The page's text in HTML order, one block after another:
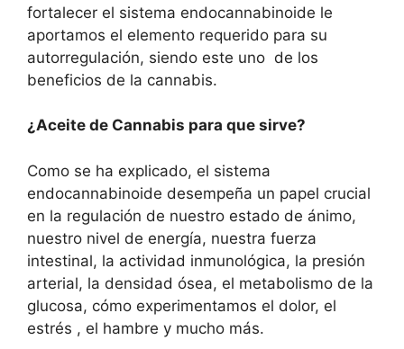
fortalecer el sistema endocannabinoide le
aportamos el elemento requerido para su
autorregulación, siendo este uno de los
beneficios de la cannabis.
¿Aceite de Cannabis para que sirve?
Como se ha explicado, el sistema
endocannabinoide desempeña un papel crucial
en la regulación de nuestro estado de ánimo,
nuestro nivel de energía, nuestra fuerza
intestinal, la actividad inmunológica, la presión
arterial, la densidad ósea, el metabolismo de la
glucosa, cómo experimentamos el dolor, el
estrés , el hambre y mucho más.